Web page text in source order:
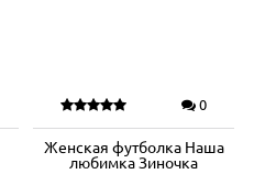
0
Женская футболка Наша
любимка Зиночка